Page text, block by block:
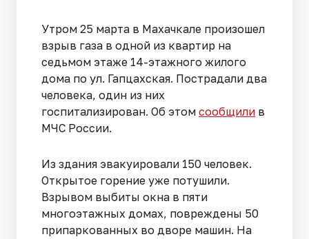
Утром 25 марта в Махачкале произошел
взрыв газа в одной из квартир на
седьмом этаже 14-этажного жилого
дома по ул. Гапцахская. Пострадали два
человека, один из них
госпитализирован. Об этом сообщили в
МЧС России.
Из здания эвакуировали 150 человек.
Открытое горение уже потушили.
Взрывом выбиты окна в пяти
многоэтажных домах, повреждены 50
припаркованных во дворе машин. На